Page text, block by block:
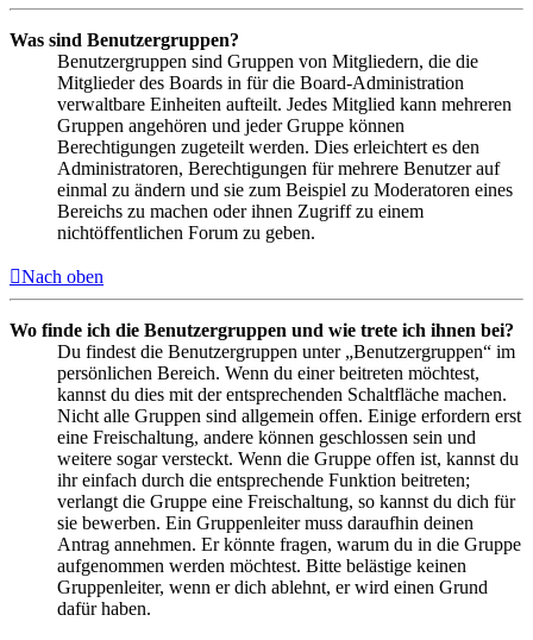
Was sind Benutzergruppen?
Benutzergruppen sind Gruppen von Mitgliedern, die die
Mitglieder des Boards in für die Board-Administration
verwaltbare Einheiten aufteilt. Jedes Mitglied kann mehreren
Gruppen angehören und jeder Gruppe können
Berechtigungen zugeteilt werden. Dies erleichtert es den
Administratoren, Berechtigungen für mehrere Benutzer auf
einmal zu ändern und sie zum Beispiel zu Moderatoren eines
Bereichs zu machen oder ihnen Zugriff zu einem
nichtöffentlichen Forum zu geben.
Nach oben
Wo finde ich die Benutzergruppen und wie trete ich ihnen bei?
Du findest die Benutzergruppen unter „Benutzergruppen“ im
persönlichen Bereich. Wenn du einer beitreten möchtest,
kannst du dies mit der entsprechenden Schaltfläche machen.
Nicht alle Gruppen sind allgemein offen. Einige erfordern erst
eine Freischaltung, andere können geschlossen sein und
weitere sogar versteckt. Wenn die Gruppe offen ist, kannst du
ihr einfach durch die entsprechende Funktion beitreten;
verlangt die Gruppe eine Freischaltung, so kannst du dich für
sie bewerben. Ein Gruppenleiter muss daraufhin deinen
Antrag annehmen. Er könnte fragen, warum du in die Gruppe
aufgenommen werden möchtest. Bitte belästige keinen
Gruppenleiter, wenn er dich ablehnt, er wird einen Grund
dafür haben.